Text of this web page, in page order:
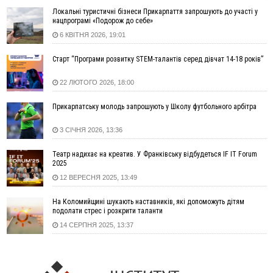
14:59
У Болгарії затримали прикарпатця, який виготовляв
наркотики для міжнародного синдикату
14:47
Стефанішина отримала нову підозру. Їй обирають
14:02
«Пілот з Лондона» видурив у жительки Коломийщини
майже 64 тисячі гривень
13:13
У четвер на Прикарпатті очікується сильна спека до 39°
13:00
На Снятинщині спіймали чоловіка, який зливав з цистерни
у полі невідому речовину
12:29
У МОЗ змінили підхід до госпіталізації та оновили правила
роботи стаціонарів
12:07
На межі Прикарпаття і Тернопільщини невідомі засипали
русло Золотої Липи та облаштували переправу
рекорди
11:17
Росія вдарила по Харкову "Бандероллю": є постраждалі,
пошкоджено цивільне підприємство
Локальні туристичні бізнеси Прикарпаття запрошують до участі у
нацпрограмі «Подорож до себе»
6 КВІТНЯ 2026, 19:01
Старт “Програми розвитку STEM-талантів серед дівчат 14-18 років”
22 ЛЮТОГО 2026, 18:00
Прикарпатську молодь запрошують у Школу футбольного арбітра
3 СІЧНЯ 2026, 13:36
Театр надихає на креатив. У Франківську відбудеться IF IT Forum
2025
12 ВЕРЕСНЯ 2025, 13:49
На Коломийщині шукають наставників, які допоможуть дітям
подолати стрес і розкрити таланти
14 СЕРПНЯ 2025, 13:37